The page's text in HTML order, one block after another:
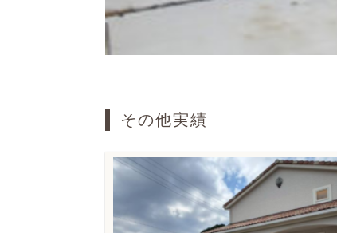
その他実績